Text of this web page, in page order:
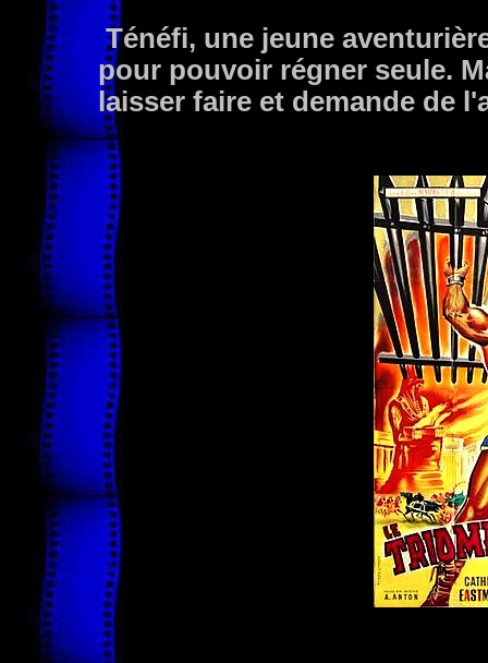
Ténéfi, une jeune
pour pouvoir régner seule.
laisser faire et demande de